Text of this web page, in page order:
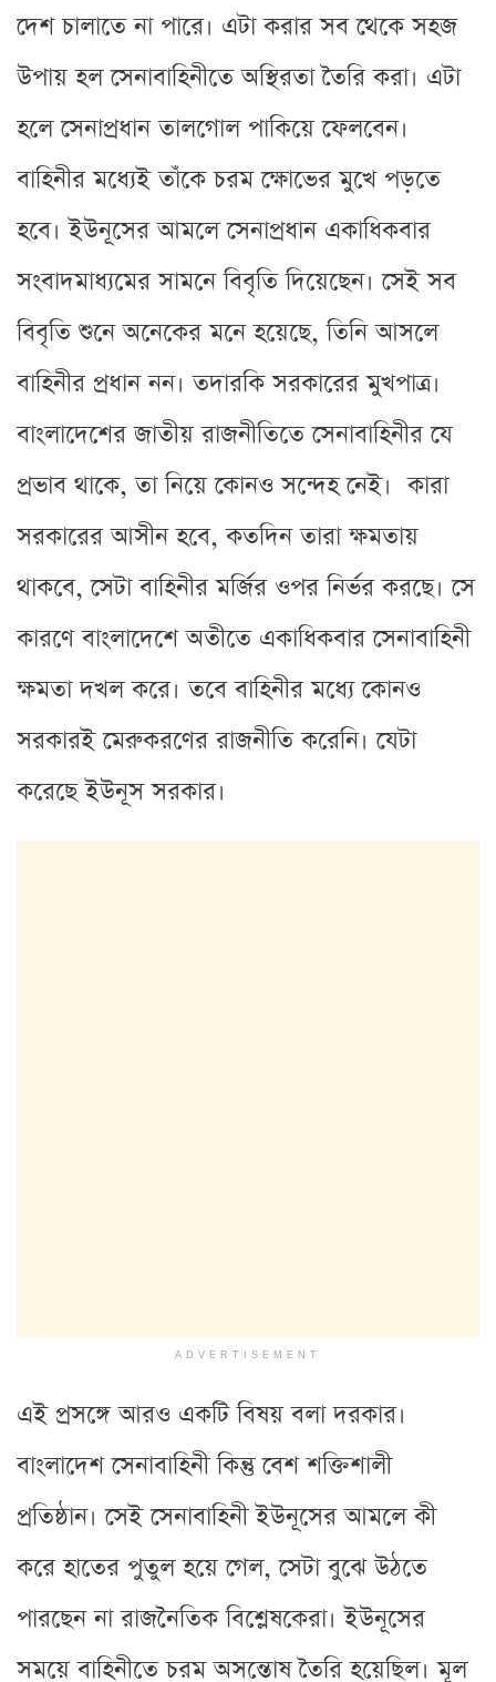
দেশ চালাতে না পারে। এটা করার সব থেকে সহজ
উপায় হল সেনাবাহিনীতে অস্থিরতা তৈরি করা। এটা
হলে সেনাপ্রধান তালগোল পাকিয়ে ফেলবেন।
বাহিনীর মধ্যেই তাঁকে চরম ক্ষোভের মুখে পড়তে
হবে। ইউনূসের আমলে সেনাপ্রধান একাধিকবার
সংবাদমাধ্যমের সামনে বিবৃতি দিয়েছেন। সেই সব
বিবৃতি শুনে অনেকের মনে হয়েছে, তিনি আসলে
বাহিনীর প্রধান নন। তদারকি সরকারের মুখপাত্র।
বাংলাদেশের জাতীয় রাজনীতিতে সেনাবাহিনীর যে
প্রভাব থাকে, তা নিয়ে কোনও সন্দেহ নেই। কারা
সরকারের আসীন হবে, কতদিন তারা ক্ষমতায়
থাকবে, সেটা বাহিনীর মর্জির ওপর নির্ভর করছে। সে
কারণে বাংলাদেশে অতীতে একাধিকবার সেনাবাহিনী
ক্ষমতা দখল করে। তবে বাহিনীর মধ্যে কোনও
সরকারই মেরুকরণের রাজনীতি করেনি। যেটা
করেছে ইউনূস সরকার।
ADVERTISEMENT
এই প্রসঙ্গে আরও একটি বিষয় বলা দরকার।
বাংলাদেশ সেনাবাহিনী কিন্তু বেশ শক্তিশালী
প্রতিষ্ঠান। সেই সেনাবাহিনী ইউনূসের আমলে কী
করে হাতের পুতুল হয়ে গেল, সেটা বুঝে উঠতে
পারছেন না রাজনৈতিক বিশ্লেষকেরা। ইউনূসের
সময়ে বাহিনীতে চরম অসন্তোষ তৈরি হয়েছিল। মূল